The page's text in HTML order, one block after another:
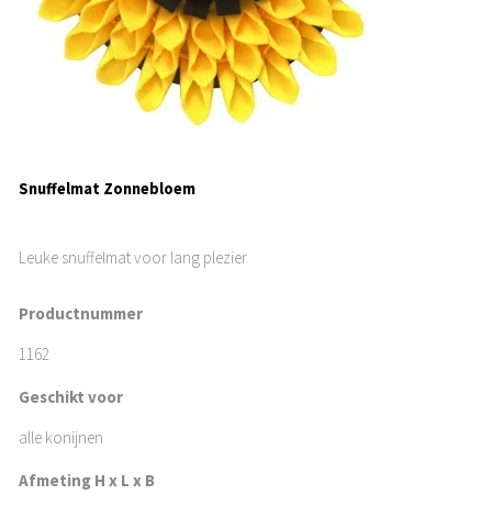
Snuffelmat Zonnebloem
Leuke snuffelmat voor lang plezier
Productnummer
1162
Geschikt voor
alle konijnen
Afmeting H x L x B